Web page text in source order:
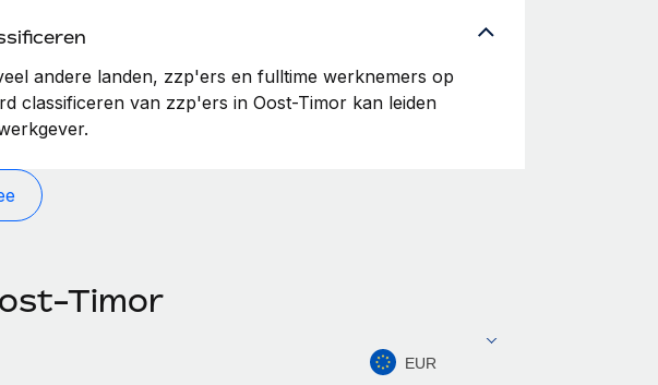
andere landen, zzp'ers en fulltime werknemers op
classificeren van zzp'ers in Oost-Timor kan leiden
Timor
EUR